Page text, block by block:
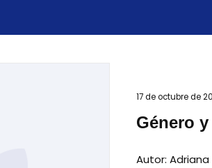
17 de octubre de
Género
Autor: